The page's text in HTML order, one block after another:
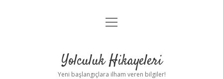
Anasayfa
Yasal Uyarı
menüyü
Yolculuk Hikayeleri
Yeni başlangıçlara ilham veren bilgiler!